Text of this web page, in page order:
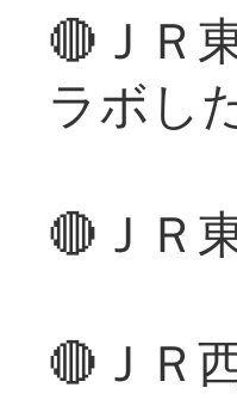
🔴ＪＲ
ラボし
🔴ＪＲ
🔴ＪＲ